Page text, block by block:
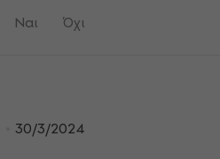
Ναι Όχι
30/3/2024